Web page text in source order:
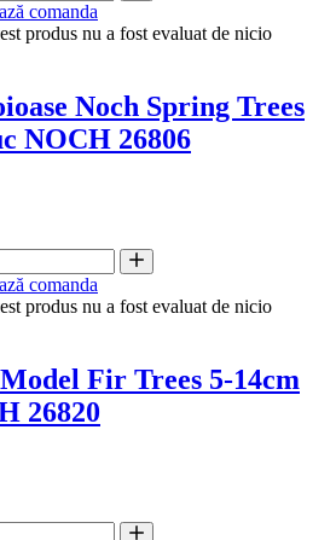
comanda
produs nu a fost evaluat de nicio
Noch Spring Trees
NOCH 26806
comanda
produs nu a fost evaluat de nicio
Fir Trees 5-14cm
26820